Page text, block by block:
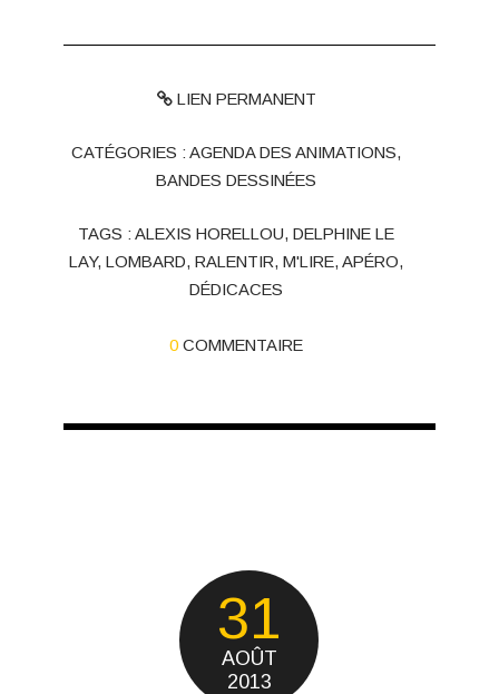
LIEN PERMANENT
CATÉGORIES :AGENDA DES ANIMATIONS,
BANDES DESSINÉES
TAGS :ALEXIS HORELLOU,DELPHINE LE
LAY,LOMBARD,RALENTIR,M'LIRE,APÉRO,
DÉDICACES
0 COMMENTAIRE
31
AOÛT
2013